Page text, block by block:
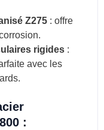
Z275: offre
rigides:
avec les
: